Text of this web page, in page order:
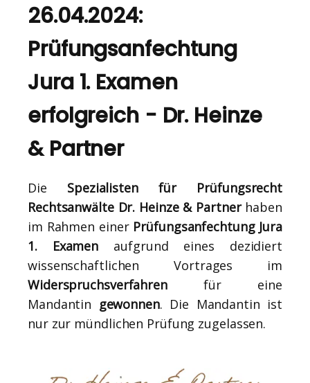
26.04.2024:
Prüfungsanfechtung
Jura 1. Examen
erfolgreich - Dr. Heinze
& Partner
Die Spezialisten für Prüfungsrecht
Rechtsanwälte Dr. Heinze & Partnerhaben
im Rahmen einer Prüfungsanfechtung Jura
1. Examen aufgrund eines dezidiert
wissenschaftlichen Vortrages im
Widerspruchsverfahrenfür eine
Mandantin gewonnen. Die Mandantin ist
nur zur mündlichen Prüfung zugelassen.